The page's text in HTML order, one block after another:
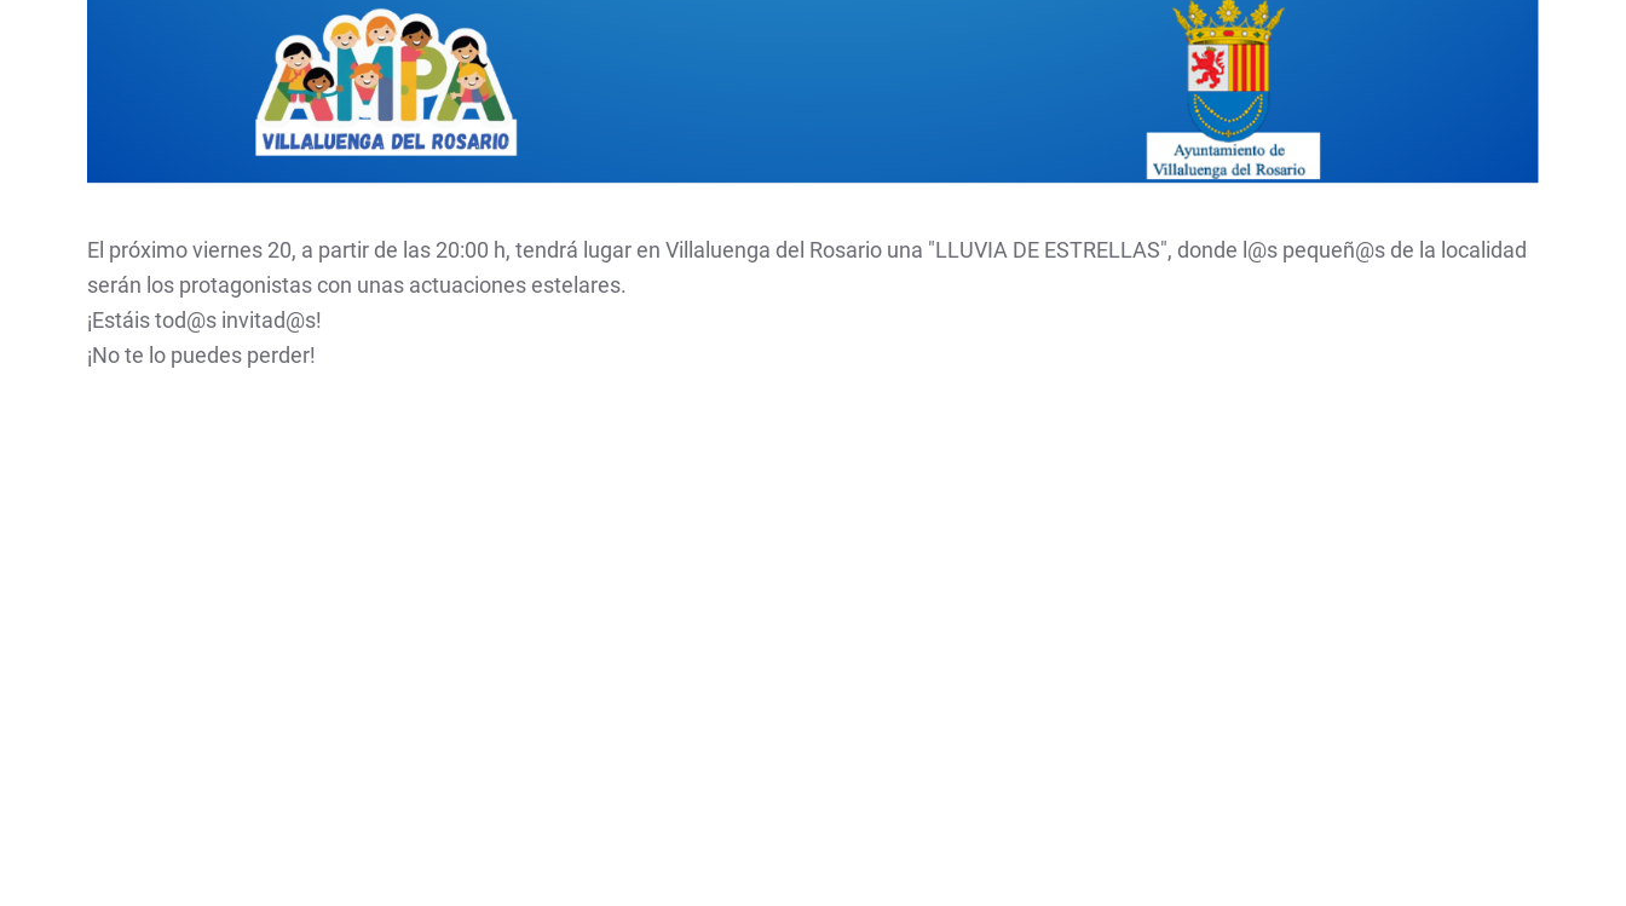
El próximo viernes 20, a partir de las 20:00 h, tendrá lugar en Villaluenga del Rosario una "LLUVIA DE ESTRELLAS", donde l@s pequeñ@s de la localidad
serán los protagonistas con unas actuaciones estelares.
¡Estáis tod@s invitad@s!
¡No te lo puedes perder!